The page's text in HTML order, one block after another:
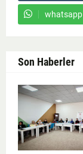
whatsapp
Son Haberler